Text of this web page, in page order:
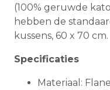
(100% geruwde
hebben de
kussens, 60 x 70 cm.
Specificaties
Materiaal: